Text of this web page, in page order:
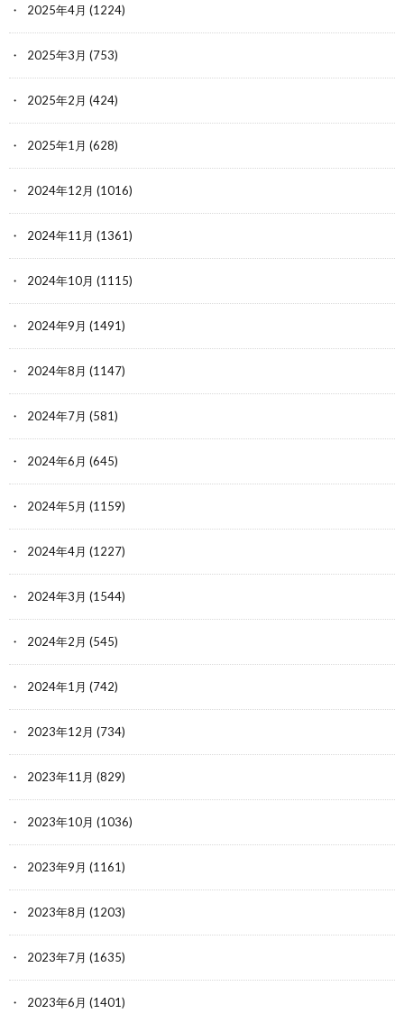
2025年4月 (1224)
2025年3月 (753)
2025年2月 (424)
2025年1月 (628)
2024年12月 (1016)
2024年11月 (1361)
2024年10月 (1115)
2024年9月 (1491)
2024年8月 (1147)
2024年7月 (581)
2024年6月 (645)
2024年5月 (1159)
2024年4月 (1227)
2024年3月 (1544)
2024年2月 (545)
2024年1月 (742)
2023年12月 (734)
2023年11月 (829)
2023年10月 (1036)
2023年9月 (1161)
2023年8月 (1203)
2023年7月 (1635)
2023年6月 (1401)